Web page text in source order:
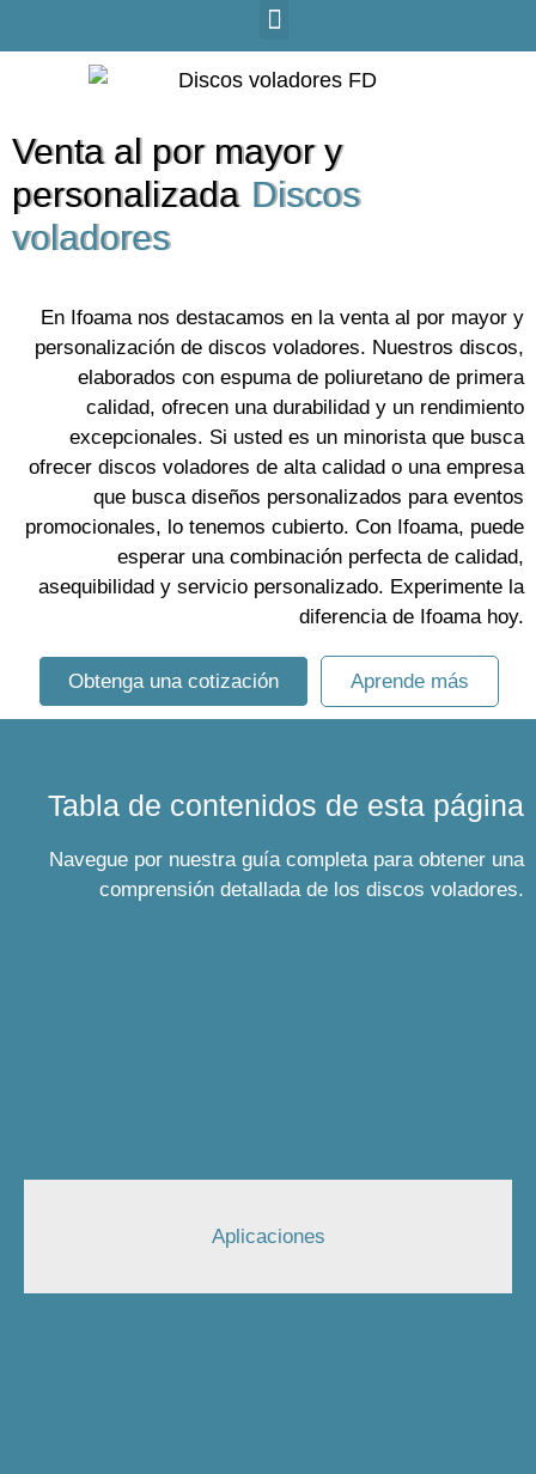
Venta al por mayor y
personalizada Discos
voladores
En Ifoama nos destacamos en la venta al por mayor y
personalización de discos voladores. Nuestros discos,
elaborados con espuma de poliuretano de primera
calidad, ofrecen una durabilidad y un rendimiento
excepcionales. Si usted es un minorista que busca
ofrecer discos voladores de alta calidad o una empresa
que busca diseños personalizados para eventos
promocionales, lo tenemos cubierto. Con Ifoama, puede
esperar una combinación perfecta de calidad,
asequibilidad y servicio personalizado. Experimente la
diferencia de Ifoama hoy.
Obtenga una cotización Aprende más
Tabla de contenidos de esta página
Navegue por nuestra guía completa para obtener una
comprensión detallada de los discos voladores.
Aplicaciones